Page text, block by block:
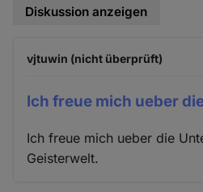
Diskussion anzeigen
vjtuwin (nicht überprüft)
Ich freue mich ueber
Ich freue mich ueber die
Geisterwelt.